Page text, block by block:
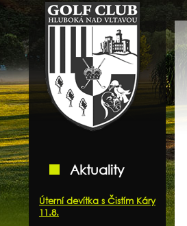
Golf klub Hluboká
nad Vltavou
Aktuality
Úterní devítka s Čistím Káry
11.8.